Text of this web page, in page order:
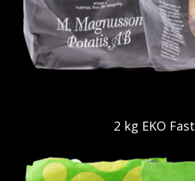
2 kg EKO Fast